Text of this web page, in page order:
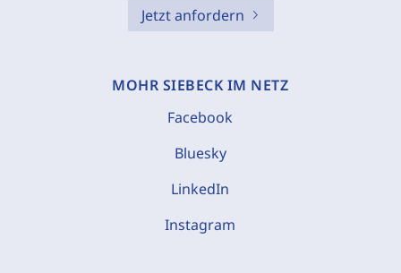
Jetzt anfordern
MOHR SIEBECK IM NETZ
Facebook
Bluesky
LinkedIn
Instagram